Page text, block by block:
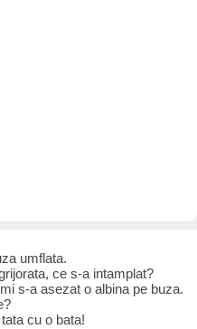
umflata.
ce s-a intamplat?
s-a asezat o albina pe buza.
cu o bata!